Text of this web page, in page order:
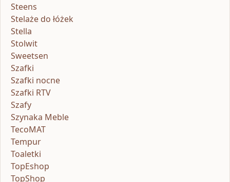
Steens
Stelaże do łóżek
Stella
Stolwit
Sweetsen
Szafki
Szafki nocne
Szafki RTV
Szafy
Szynaka Meble
TecoMAT
Tempur
Toaletki
TopEshop
TopShop